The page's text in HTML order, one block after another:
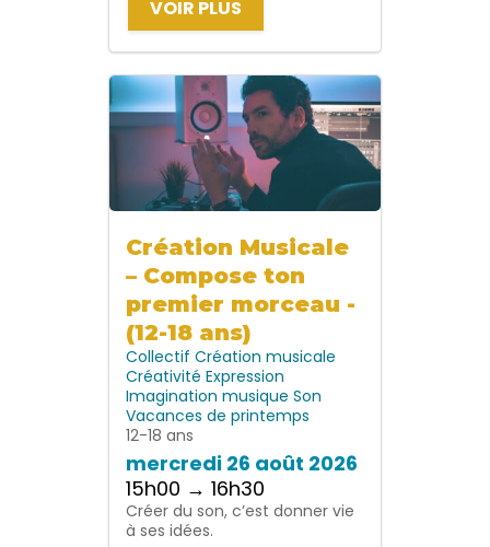
VOIR PLUS
Création Musicale
– Compose ton
premier morceau -
(12-18 ans)
Collectif Création musicale
Créativité Expression
Imagination musique Son
Vacances de printemps
12-18 ans
mercredi 26 août 2026
15h00 → 16h30
Créer du son, c’est donner vie
à ses idées.